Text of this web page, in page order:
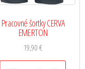
Pracovné šortky CERVA
EMERTON
19,90€